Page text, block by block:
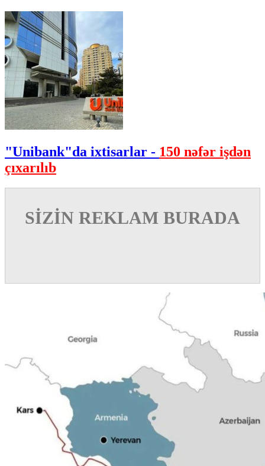
"Unibank"da ixtisarlar - 150 nəfər işdən
çıxarılıb
SİZİN REKLAM BURADA